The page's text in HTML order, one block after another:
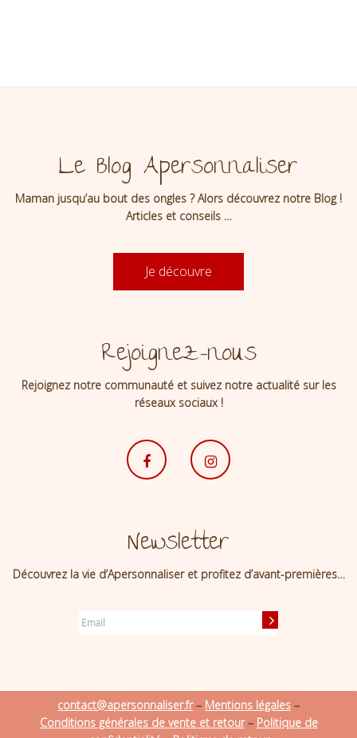
Le Blog Apersonnaliser
Maman jusqu’au bout des ongles ? Alors découvrez notre Blog !
Articles et conseils …
Je découvre
Rejoignez-nous
Rejoignez notre communauté et suivez notre actualité sur les
réseaux sociaux !
Newsletter
Découvrez la vie d’Apersonnaliser et profitez d’avant-premières…
contact@apersonnaliser.fr– Mentions légales –
Conditions générales de vente et retour– Politique de